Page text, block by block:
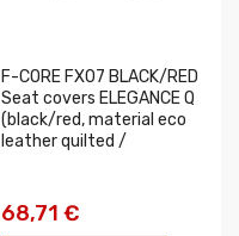
F-CORE FX07 BLACK/RED
Seat covers ELEGANCE Q
(black/red, material eco
leather quilted /
68,71 €